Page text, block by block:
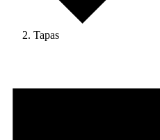
Tapas